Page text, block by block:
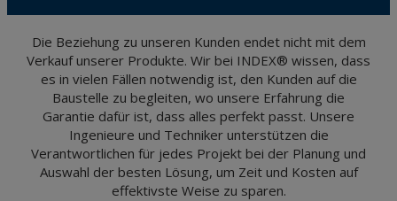
and opposition under the provisions of the General Data Protection Regulation
Portalada II | c/ Segador 13, 26006 | Logroño (La Rioja).
Die Beziehung zu unseren Kunden endet nicht mit dem
Verkauf unserer Produkte. Wir bei INDEX® wissen, dass
es in vielen Fällen notwendig ist, den Kunden auf die
Baustelle zu begleiten, wo unsere Erfahrung die
Garantie dafür ist, dass alles perfekt passt. Unsere
Ingenieure und Techniker unterstützen die
Verantwortlichen für jedes Projekt bei der Planung und
Auswahl der besten Lösung, um Zeit und Kosten auf
effektivste Weise zu sparen.